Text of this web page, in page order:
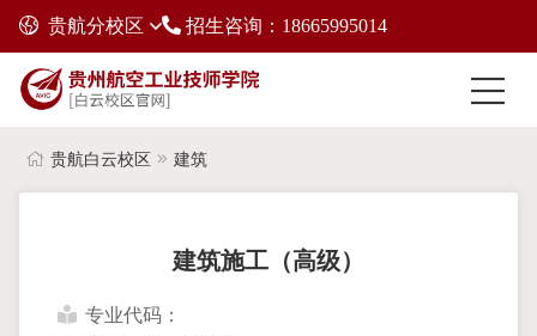
贵航分校区 招生咨询：18665995014
贵航白云校区 建筑
建筑施工（高级）
专业代码：